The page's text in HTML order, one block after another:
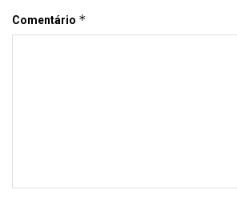
Comentário *